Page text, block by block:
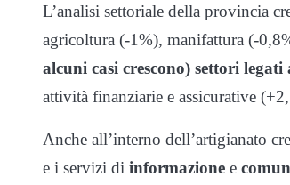
L’analisi settoriale della provincia
agricoltura (-1%), manifattura (-
alcuni casi crescono) settori
attività finanziarie e assicurative
Anche all’interno dell’artigianato
e i servizi di informazione e